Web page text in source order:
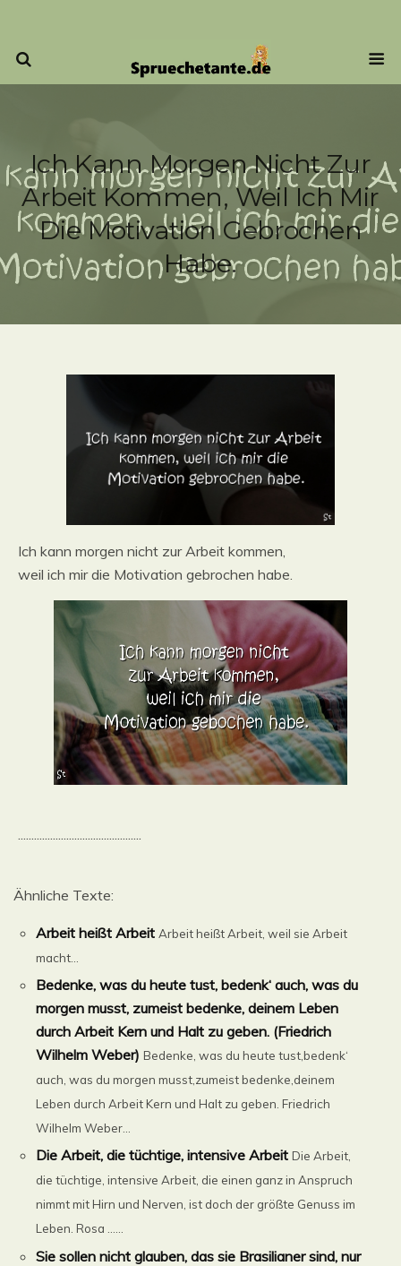
Ich Kann Morgen Nicht Zur
Arbeit Kommen, Weil Ich Mir
Die Motivation Gebrochen
Habe.
Ich kann morgen nicht zur Arbeit kommen,
weil ich mir die Motivation gebrochen habe.
Ähnliche Texte:
Arbeit heißt Arbeit Arbeit heißt Arbeit, weil sie Arbeit
macht...
Bedenke, was du heute tust, bedenk‘ auch, was du
morgen musst, zumeist bedenke, deinem Leben
durch Arbeit Kern und Halt zu geben. (Friedrich
Wilhelm Weber) Bedenke, was du heute tust,bedenk‘
auch, was du morgen musst,zumeist bedenke,deinem
Leben durch Arbeit Kern und Halt zu geben. Friedrich
Wilhelm Weber...
Die Arbeit, die tüchtige, intensive Arbeit Die Arbeit,
die tüchtige, intensive Arbeit, die einen ganz in Anspruch
nimmt mit Hirn und Nerven, ist doch der größte Genuss im
Leben. Rosa ......
Sie sollen nicht glauben, das sie Brasilianer sind, nur